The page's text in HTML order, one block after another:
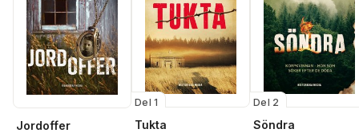
Jordoffer
Del 1
Tukta
Del 2
Söndra